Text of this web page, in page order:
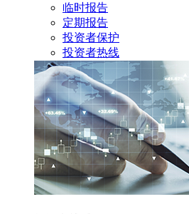
临时报告
定期报告
投资者保护
投资者热线